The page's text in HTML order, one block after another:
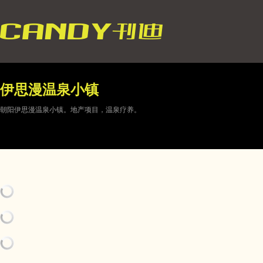
伊思漫温泉小镇
朝阳伊思漫温泉小镇。地产项目，温泉疗养。